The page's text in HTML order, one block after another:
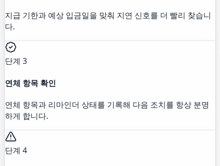
지급 기한과 예상 입금일을 맞춰 지연 신호를 더 빨리 찾습니
다.
단계 3
연체 항목 확인
연체 항목과 리마인더 상태를 기록해 다음 조치를 항상 분명
하게 합니다.
단계 4